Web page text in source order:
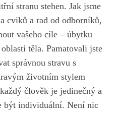
stranu stehen. Jak jsme
cviků a rad od ⁣odborníků,⁤
vašeho ⁣cíle – ‌úbytku
‍těla. Pamatovali ‍jste
správnou​ stravu s
⁤životním‍ stylem
⁤člověk je‍ jedinečný ‌a
být individuální. Není nic